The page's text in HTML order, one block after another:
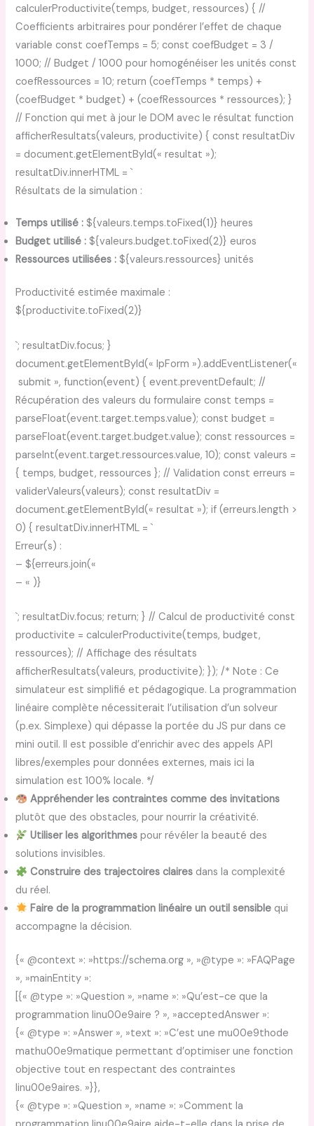
calculerProductivite(temps, budget, ressources) { //
Coefficients arbitraires pour pondérer l’effet de chaque
variable const coefTemps = 5; const coefBudget = 3 /
1000; // Budget / 1000 pour homogénéiser les unités const
coefRessources = 10; return (coefTemps * temps) +
(coefBudget * budget) + (coefRessources * ressources); }
// Fonction qui met à jour le DOM avec le résultat function
afficherResultats(valeurs, productivite) { const resultatDiv
= document.getElementById(« resultat »);
resultatDiv.innerHTML = `
Résultats de la simulation :
Temps utilisé : ${valeurs.temps.toFixed(1)} heures
Budget utilisé : ${valeurs.budget.toFixed(2)} euros
Ressources utilisées : ${valeurs.ressources} unités
Productivité estimée maximale :
${productivite.toFixed(2)}
`; resultatDiv.focus; }
document.getElementById(« lpForm »).addEventListener(«
submit », function(event) { event.preventDefault; //
Récupération des valeurs du formulaire const temps =
parseFloat(event.target.temps.value); const budget =
parseFloat(event.target.budget.value); const ressources =
parseInt(event.target.ressources.value, 10); const valeurs =
{ temps, budget, ressources }; // Validation const erreurs =
validerValeurs(valeurs); const resultatDiv =
document.getElementById(« resultat »); if (erreurs.length >
0) { resultatDiv.innerHTML = `
Erreur(s) :
– ${erreurs.join(«
– « )}
`; resultatDiv.focus; return; } // Calcul de productivité const
productivite = calculerProductivite(temps, budget,
ressources); // Affichage des résultats
afficherResultats(valeurs, productivite); }); /* Note : Ce
simulateur est simplifié et pédagogique. La programmation
linéaire complète nécessiterait l’utilisation d’un solveur
(p.ex. Simplexe) qui dépasse la portée du JS pur dans ce
mini outil. Il est possible d’enrichir avec des appels API
libres/exemples pour données externes, mais ici la
simulation est 100% locale. */
Appréhender les contraintes comme des invitations
plutôt que des obstacles, pour nourrir la créativité.
Utiliser les algorithmes pour révéler la beauté des
solutions invisibles.
Construire des trajectoires claires dans la complexité
du réel.
Faire de la programmation linéaire un outil sensible qui
accompagne la décision.
{« @context »: »https://schema.org », »@type »: »FAQPage
», »mainEntity »:
[{« @type »: »Question », »name »: »Qu’est-ce que la
programmation linu00e9aire ? », »acceptedAnswer »:
{« @type »: »Answer », »text »: »C’est une mu00e9thode
mathu00e9matique permettant d’optimiser une fonction
objective tout en respectant des contraintes
linu00e9aires. »}},
{« @type »: »Question », »name »: »Comment la